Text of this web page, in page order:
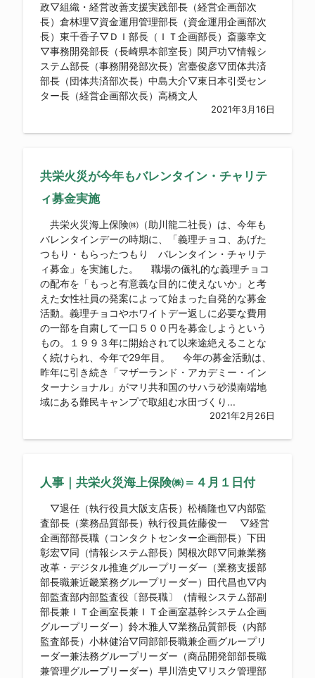
政▽組織・経営改善支援実践部長（経営企画部次
長）倉林理▽資金運用管理部長（資金運用企画部次
長）東千香子▽ＤＩ部長（ＩＴ企画部長）斎藤幸文
▽事務開発部長（長崎県本部室長）関戸功▽情報シ
ステム部長（事務開発部次長）宮臺俊彦▽団体共済
部長（団体共済部次長）中島大介▽東日本引受セン
ター長（経営企画部次長）高橋文人
2021年3月16日
共栄火災が今年もバレンタイン・チャリテ
ィ募金実施
共栄火災海上保険㈱（助川龍二社長）は、今年も
バレンタインデーの時期に、「義理チョコ、あげた
つもり・もらったつもり バレンタイン・チャリテ
ィ募金」を実施した。 職場の儀礼的な義理チョコ
の配布を「もっと有意義な目的に使えないか」と考
えた女性社員の発案によって始まった自発的な募金
活動。義理チョコやホワイトデー返しに必要な費用
の一部を自粛して一口５００円を募金しようという
もの。１９９３年に開始されて以来途絶えることな
く続けられ、今年で29年目。 今年の募金活動は、
昨年に引き続き「マザーランド・アカデミー・イン
ターナショナル」がマリ共和国のサハラ砂漠南端地
域にある難民キャンプで取組む水田づくり...
2021年2月26日
人事｜共栄火災海上保険㈱＝４月１日付
▽退任（執行役員大阪支店長）松橋隆也▽内部監
査部長（業務品質部長）執行役員佐藤俊一 ▽経営
企画部部長職（コンタクトセンター企画部長）下田
彰宏▽同（情報システム部長）関根次郎▽同兼業務
改革・デジタル推進グループリーダー（業務支援部
部長職兼近畿業務グループリーダー）田代昌也▽内
部監査部内部監査役〔部長職〕（情報システム部副
部長兼ＩＴ企画室長兼ＩＴ企画室基幹システム企画
グループリーダー）鈴木雅人▽業務品質部長（内部
監査部長）小林健治▽同部部長職兼企画グループリ
ーダー兼法務グループリーダー（商品開発部部長職
兼管理グループリーダー）早川浩史▽リスク管理部